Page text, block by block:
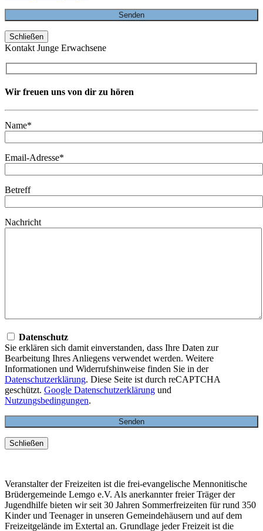
Schließen
Kontakt Junge Erwachsene
Wir freuen uns von dir zu hören
Name*
Email-Adresse*
Betreff
Nachricht
Datenschutz
Sie erklären sich damit einverstanden, dass Ihre Daten zur
Bearbeitung Ihres Anliegens verwendet werden. Weitere
Informationen und Widerrufshinweise finden Sie in der
Datenschutzerklärung. Diese Seite ist durch reCAPTCHA
geschützt. Google Datenschutzerklärung und
Nutzungsbedingungen.
Schließen
Veranstalter der Freizeiten ist die frei-evangelische Mennonitische
Brüdergemeinde Lemgo e.V. Als anerkannter freier Träger der
Jugendhilfe bieten wir seit 30 Jahren Sommerfreizeiten für rund 350
Kinder und Teenager in unseren Gemeindehäusern und auf dem
Freizeitgelände im Extertal an. Grundlage jeder Freizeit ist die